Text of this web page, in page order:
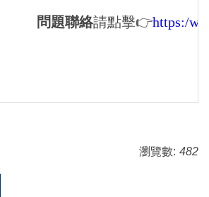
問題聯絡請點擊👉https:/
瀏覽數: 482